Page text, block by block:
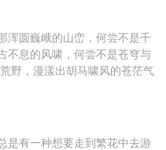
浑圆巍峨的山峦，何尝不是千
不息的风啸，何尝不是苍穹与
野，漫漾出胡马啸风的苍茫气
是有一种想要走到繁花中去游